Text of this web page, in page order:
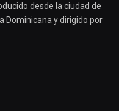
desde la ciudad de
Dominicana y dirigido por